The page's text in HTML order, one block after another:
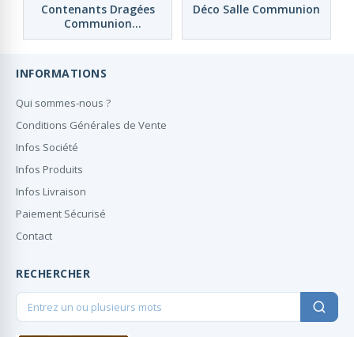
Contenants Dragées
Communion
Personnalisés
Déco Salle Communion
INFORMATIONS
Qui sommes-nous ?
Conditions Générales de Vente
Infos Société
Infos Produits
Infos Livraison
Paiement Sécurisé
Contact
RECHERCHER